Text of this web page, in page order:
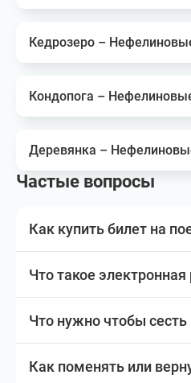
Кедрозеро –
Кондопога –
Деревянка –
Частые вопросы
Как купить билет на
Что такое электронная
Что нужно чтобы сесть
Как поменять или